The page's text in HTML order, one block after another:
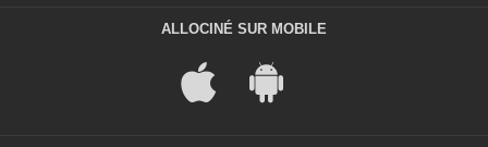
ALLOCINÉ SUR MOBILE